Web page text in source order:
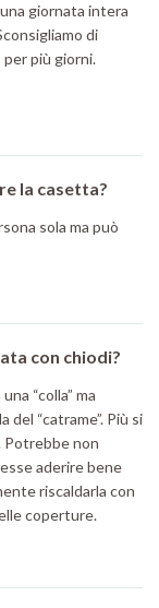
giornata intera
di
più giorni.
la casetta?
sola ma può
con chiodi?
“colla” ma
del “catrame”. Più si
Potrebbe non
aderire bene
riscaldarla con
coperture.